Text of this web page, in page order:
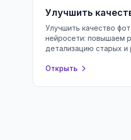
Улучшить
Улучшить качество
нейросети: повышаем
детализацию старых и
Открыть